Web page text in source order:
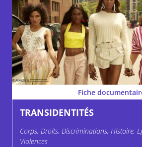
Fiche
TRANSIDENTITÉS
Corps, Droits, Discriminations, Histoire,
Violences